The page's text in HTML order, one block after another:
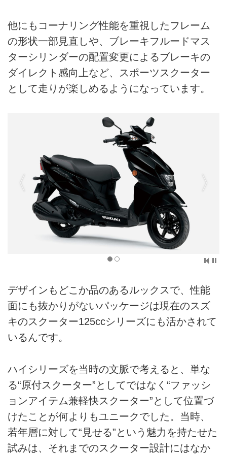
他にもコーナリング性能を重視したフレーム
の形状一部見直しや、ブレーキフルードマス
ターシリンダーの配置変更によるブレーキの
ダイレクト感向上など、スポーツスクーター
として走りが楽しめるようになっています。
デザインもどこか品のあるルックスで、性能
面にも抜かりがないパッケージは現在のスズ
キのスクーター125ccシリーズにも活かされて
いるんです。
ハイシリーズを当時の文脈で考えると、単な
る“原付スクーター”としてではなく“ファッシ
ョンアイテム兼軽快スクーター”として位置づ
けたことが何よりもユニークでした。当時、
若年層に対して“見せる”という魅力を持たせた
試みは、それまでのスクーター設計にはなか